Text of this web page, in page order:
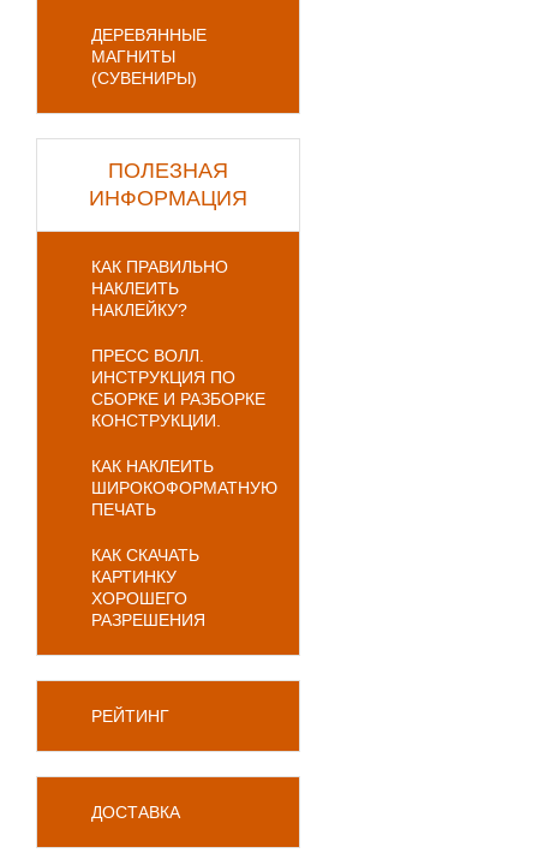
ДЕРЕВЯННЫЕ
МАГНИТЫ
(СУВЕНИРЫ)
ПОЛЕЗНАЯ
ИНФОРМАЦИЯ
КАК ПРАВИЛЬНО
НАКЛЕИТЬ
НАКЛЕЙКУ?
ПРЕСС ВОЛЛ.
ИНСТРУКЦИЯ ПО
СБОРКЕ И РАЗБОРКЕ
КОНСТРУКЦИИ.
КАК НАКЛЕИТЬ
ШИРОКОФОРМАТНУЮ
ПЕЧАТЬ
КАК СКАЧАТЬ
КАРТИНКУ
ХОРОШЕГО
РАЗРЕШЕНИЯ
РЕЙТИНГ
ДОСТАВКА